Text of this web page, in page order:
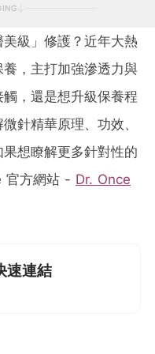
級」修護？近年大熱
，主打加強滲透力與
，還是想升級保養程
針精華原理、功效、
想瞭解更多針對性的
官方網站 - Dr. Once
速連結